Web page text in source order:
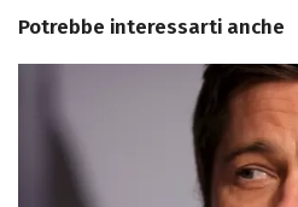
Potrebbe interessarti anche